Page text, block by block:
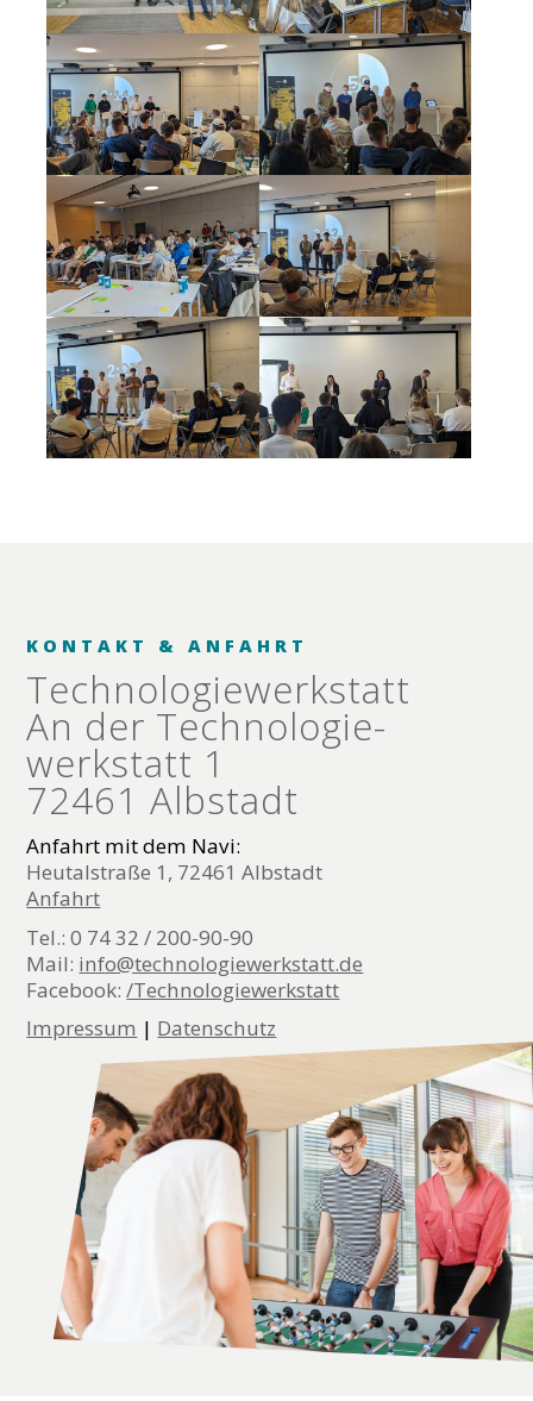
KONTAKT & ANFAHRT
Technologie­werkstatt
An der Technologie­
werkstatt 1
72461 Albstadt
Anfahrt mit dem Navi:
Heutalstraße 1, 72461 Albstadt
Anfahrt
Tel.: 0 74 32 / 200-90-90
Mail: info@technologiewerkstatt.de
Facebook:/Technologiewerkstatt
Impressum | Datenschutz